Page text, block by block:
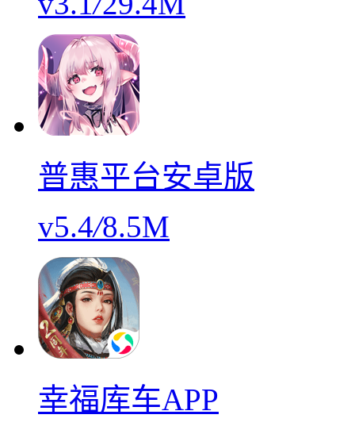
普惠平台安卓版
v5.4/8.5M
幸福库车APP